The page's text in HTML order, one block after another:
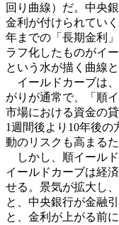
回り曲線）だ。中央
金利が付けられてい
年までの「長期金利
ラフ化したものがイ
という水が描く曲線
イールドカーブは
がりが通常で、「順
市場における資金の
1週間後より10年後
動のリスクも高まる
しかし、順イール
イールドカーブは経
せる。景気が拡大し
と、中央銀行が金融
と、金利が上がる前